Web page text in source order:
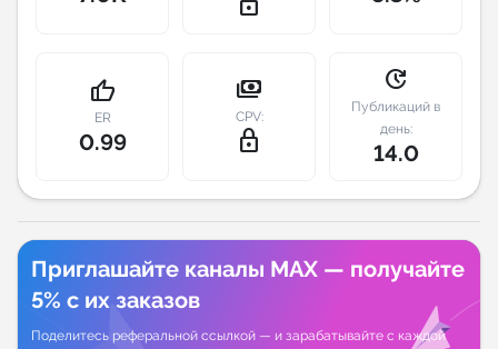
thumb_up
ER
0.99
payments
CPV:
lock_outline
update
Публикаций в
день:
14.0
Приглашайте каналы MAX — получайте
5% с их заказов
Поделитесь реферальной ссылкой — и зарабатывайте с каждой